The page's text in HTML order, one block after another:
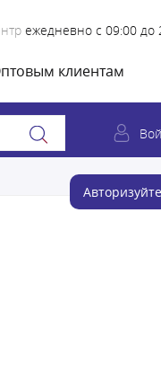
ежедневно с 09:00 до
клиентам